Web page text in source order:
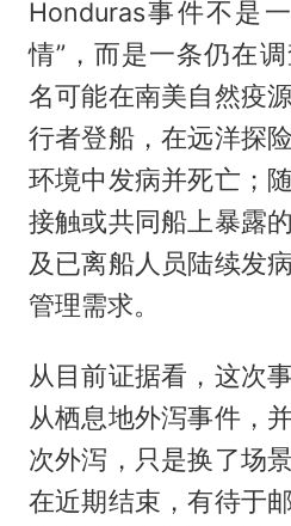
Honduras事件不是
情”，而是一条仍在
名可能在南美自然疫
行者登船，在远洋探
环境中发病并死亡；
接触或共同船上暴露
及已离船人员陆续发
管理需求。
从目前证据看，这次
从栖息地外泻事件，
次外泻，只是换了场
在近期结束，有待于